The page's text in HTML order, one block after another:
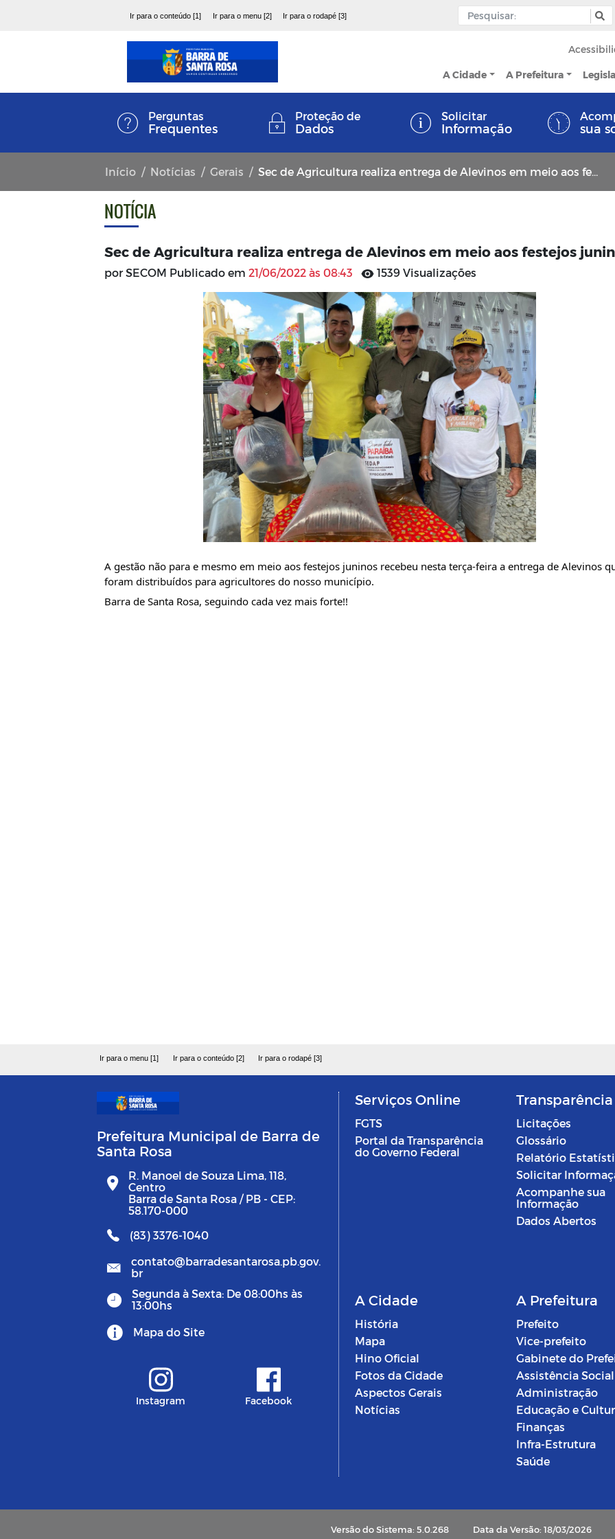
Ir para o conteúdo [1] Ir para o menu [2] Ir para o rodapé [3]
A Cidade A Prefeitura
Perguntas
Frequentes
Proteção de
Dados
Solicitar
Informação sua
Início Notícias Gerais Sec de Agricultura realiza entrega de Alevinos em meio aos festejos juninos
NOTÍCIA
Sec de Agricultura realiza entrega de Alevinos em meio aos festejos
por SECOM Publicado em 21/06/2022 às 08:43 1539 Visualizações
A gestão não para e mesmo em meio aos festejos juninos recebeu nesta terça-feira a entrega de Alevinos
foram distribuídos para agricultores do nosso município.
Barra de Santa Rosa, seguindo cada vez mais forte!!
Ir para o menu [1] Ir para o conteúdo [2] Ir para o rodapé [3]
Prefeitura Municipal de Barra de
Santa Rosa
R. Manoel de Souza Lima, 118,
Centro
Barra de Santa Rosa / PB - CEP:
58.170-000
(83) 3376-1040
contato@barradesantarosa.pb.gov.
br
Segunda à Sexta: De 08:00hs às
13:00hs
Mapa do Site
Instagram Facebook
Serviços Online
FGTS
Portal da Transparência
do Governo Federal
Transparência
Licitações
Glossário
Relatório
Solicitar
Acompanhe sua
Informação
Dados Abertos
A Cidade
História
Mapa
Hino Oficial
Fotos da Cidade
Aspectos Gerais
Notícias
A Prefeitura
Prefeito
Vice-prefeito
Gabinete do
Assistência Social
Administração
Educação e
Finanças
Infra-Estrutura
Saúde
Versão do Sistema: 5.0.268 Data da Versão: 18/03/2026